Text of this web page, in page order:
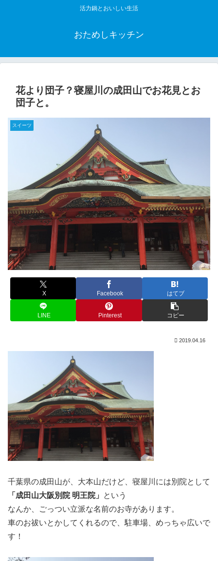
活力鍋とおいしい生活
おためしキッチン
花より団子？寝屋川の成田山でお花見とお
団子と。
スイーツ
X Facebook はてブ
LINE Pinterest コピー
2019.04.16
千葉県の成田山が、大本山だけど、寝屋川には別院として
「成田山大阪別院 明王院」
という
なんか、ごっつい立派な名前のお寺があります。
車のお祓いとかしてくれるので、駐車場、めっちゃ広いで
す！